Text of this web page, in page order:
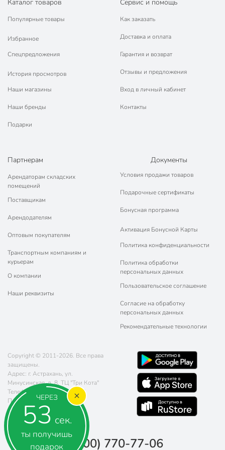
ЧЕРЕЗ
53 сек.
ты получишь
подарок
Каталог товаров
Популярные товары
Избранное
Спецпредложения
История просмотров
Наши магазины
Наши бренды
Подарки
Сервис и помощь
Как заказать
Доставка и оплата
Гарантия и возврат
Отзывы и предложения
Вход в личный кабинет
Контакты
Партнерам
Арендаторам складских
помещений
Поставщикам
Арендодателям
Оптовым покупателям
Транспортным компаниям и
курьерам
О компании
Наши реквизиты
Документы
Условия продажи товаров
Подарочные сертификаты
Бонусная программа
Активация Бонусной Карты
Политика конфиденциальности
Политика обработки
персональных данных
Пользовательское соглашение
Согласие на обработку
персональных данных
Рекомендательные технологии
Copyright © 2011-2026. Все права
защищены.
Адрес: г. Астрахань, ул.
Минусинская, д. 8, ТЦ "Три Кота"
Телефон:
8 (800) 770-77-06
Почта:
sales@poryadok.ru
8 (800) 770-77-06